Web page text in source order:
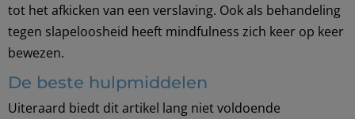
tot het afkicken van een verslaving. Ook als behandeling
tegen slapeloosheid heeft mindfulness zich keer op keer
bewezen.
De beste hulpmiddelen
Uiteraard biedt dit artikel lang niet voldoende